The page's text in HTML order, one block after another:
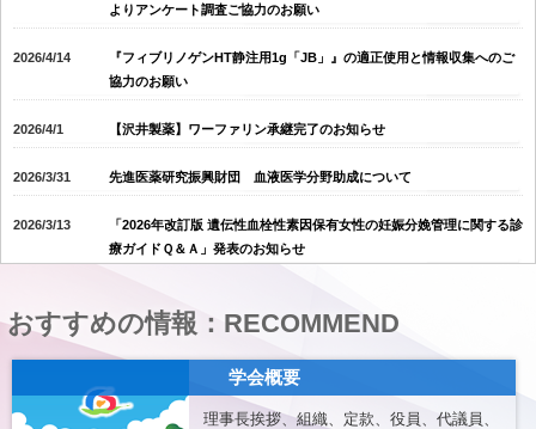
よりアンケート調査ご協力のお願い
2026/4/14
『フィブリノゲンHT静注用1g「JB」』の適正使用と情報収集へのご
協力のお願い
2026/4/1 【沢井製薬】ワーファリン承継完了のお知らせ
2026/3/31 先進医薬研究振興財団 血液医学分野助成について
2026/3/13
「2026年改訂版 遺伝性血栓性素因保有女性の妊娠分娩管理に関する診
療ガイドＱ＆Ａ」発表のお知らせ
進支援事業 実施主体公募要領
おすすめの情報：RECOMMEND
学会概要
理事長挨拶、組織、定款、役員、代議員、